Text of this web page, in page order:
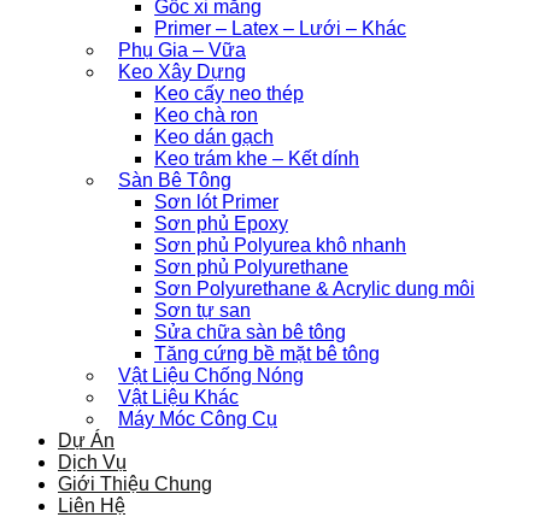
Gốc xi măng
Primer – Latex – Lưới – Khác
Phụ Gia – Vữa
Keo Xây Dựng
Keo cấy neo thép
Keo chà ron
Keo dán gạch
Keo trám khe – Kết dính
Sàn Bê Tông
Sơn lót Primer
Sơn phủ Epoxy
Sơn phủ Polyurea khô nhanh
Sơn phủ Polyurethane
Sơn Polyurethane & Acrylic dung môi
Sơn tự san
Sửa chữa sàn bê tông
Tăng cứng bề mặt bê tông
Vật Liệu Chống Nóng
Vật Liệu Khác
Máy Móc Công Cụ
Dự Án
Dịch Vụ
Giới Thiệu Chung
Liên Hệ